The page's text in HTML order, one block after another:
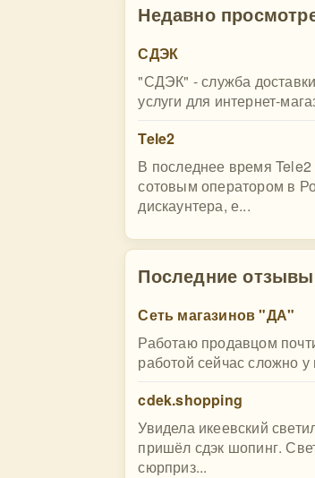
Недавно
СДЭК
"СДЭК" - служба доставки
услуги для интернет-
Tele2
В последнее время
сотовым оператором в
дискаунтера, е...
Последние отзывы
Сеть магазинов "ДА"
Работаю продавцом
работой сейчас сложно
cdek.shopping
Увидела икеевский
пришёл сдэк шопинг.
сюрприз...